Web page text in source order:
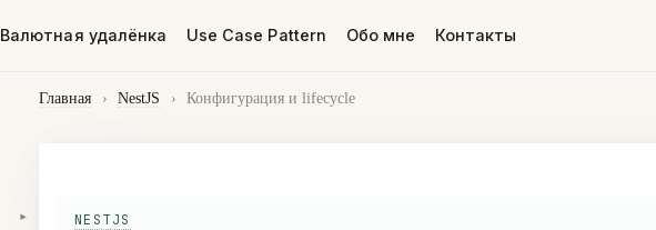
Валютная удалёнка Use Case Pattern Обо мне Контакты
▾
Главная › NestJS › Конфигурация и lifecycle
NESTJS